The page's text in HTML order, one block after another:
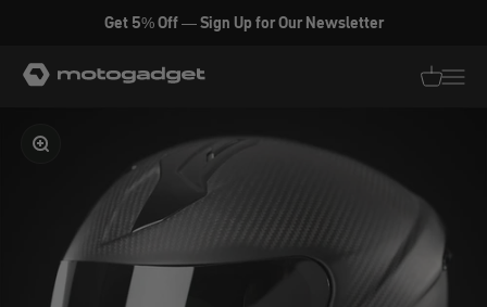
Zum Inhalt springen
Get 5% Off — Sign Up for Our Newsletter
motogadget GmbH
Bild vergrößern